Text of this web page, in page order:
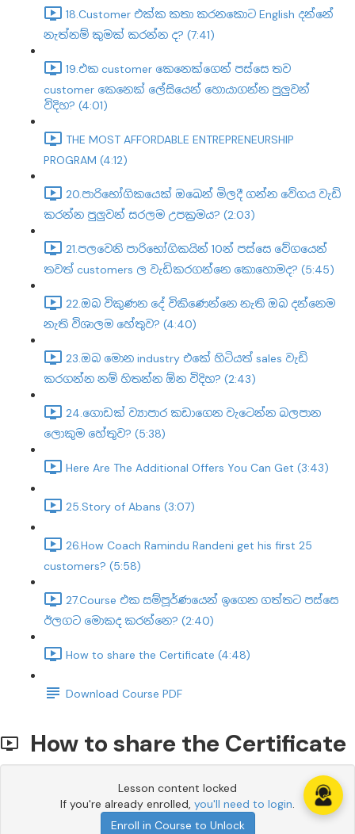
18.Customer එක්ක කතා කරනකොට English දන්නේ
නැත්නම් කුමක් කරන්න ද? (7:41)
19.එක customer කෙනෙක්ගෙන් පස්සෙ තව
customer කෙනෙක් ලේසියෙන් හොයාගන්න පුලුවන්
විදිහ? (4:01)
THE MOST AFFORDABLE ENTREPRENEURSHIP
PROGRAM (4:12)
20.පාරිභෝගිකයෙක් ඔබෙන් මිලදී ගන්න වේගය වැඩි
කරන්න පුලුවන් සරලම උපක්‍රමය? (2:03)
21.පලවෙනි පාරිභෝගිකයින් 10න් පස්සෙ වේගයෙන්
තවත් customers ල වැඩිකරගන්නෙ කොහොමද? (5:45)
22.ඔබ විකුණන දේ විකිණෙන්නෙ නැති ඔබ දන්නෙම
නැති විශාලම හේතුව? (4:40)
23.ඔබ මොන industry එකේ හිටියත් sales වැඩි
කරගන්න නම් හිතන්න ඕන විදිහ? (2:43)
24.ගොඩක් ව්‍යාපාර කඩාගෙන වැටෙන්න බලපාන
ලොකුම හේතුව? (5:38)
Here Are The Additional Offers You Can Get (3:43)
25.Story of Abans (3:07)
26.How Coach Ramindu Randeni get his first 25
customers? (5:58)
27.Course එක සම්පූර්ණයෙන් ඉගෙන ගත්තට පස්සෙ
ඊලගට මොකද කරන්නෙ? (2:40)
How to share the Certificate (4:48)
Download Course PDF
How to share the Certificate
Lesson content locked
If you're already enrolled, you'll need to login.
Enroll in Course to Unlock